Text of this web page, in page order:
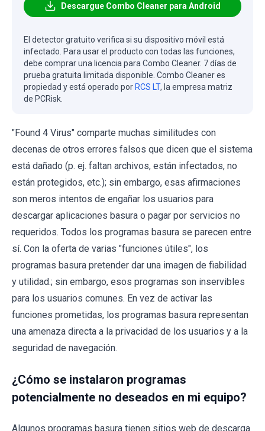
Descargue Combo Cleaner para Android
El detector gratuito verifica si su dispositivo móvil está
infectado. Para usar el producto con todas las funciones,
debe comprar una licencia para Combo Cleaner. 7 días de
prueba gratuita limitada disponible. Combo Cleaner es
propiedad y está operado por RCS LT, la empresa matriz
de PCRisk.
"Found 4 Virus" comparte muchas similitudes con
decenas de otros errores falsos que dicen que el sistema
está dañado (p. ej. faltan archivos, están infectados, no
están protegidos, etc.); sin embargo, esas afirmaciones
son meros intentos de engañar los usuarios para
descargar aplicaciones basura o pagar por servicios no
requeridos. Todos los programas basura se parecen entre
sí. Con la oferta de varias "funciones útiles", los
programas basura pretender dar una imagen de fiabilidad
y utilidad.; sin embargo, esos programas son inservibles
para los usuarios comunes. En vez de activar las
funciones prometidas, los programas basura representan
una amenaza directa a la privacidad de los usuarios y a la
seguridad de navegación.
¿Cómo se instalaron programas
potencialmente no deseados en mi equipo?
Algunos programas basura tienen sitios web de descarga